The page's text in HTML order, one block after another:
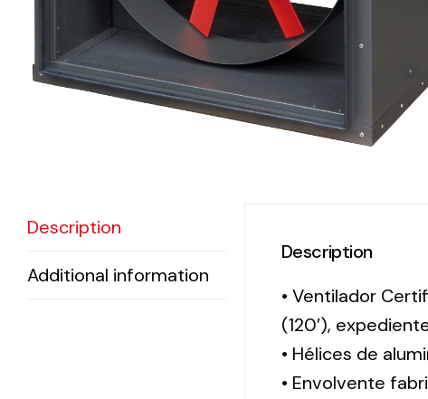
solutions
lighting
electrical
material
each
Description
Additional information
Description
• Ventilador
(120′),
• Hélices de
• Envolvente